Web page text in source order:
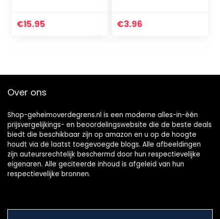
€15.95 €3.96
Over ons
Shop-geheimoverdegrens.nl is een moderne alles-in-één
prijsvergelijkings- en beoordelingswebsite die de beste deals
biedt die beschikbaar zijn op amazon en u op de hoogte
houdt via de laatst toegevoegde blogs. Alle afbeeldingen
zijn auteursrechtelijk beschermd door hun respectievelijke
eigenaren. Alle geciteerde inhoud is afgeleid van hun
respectievelijke bronnen.